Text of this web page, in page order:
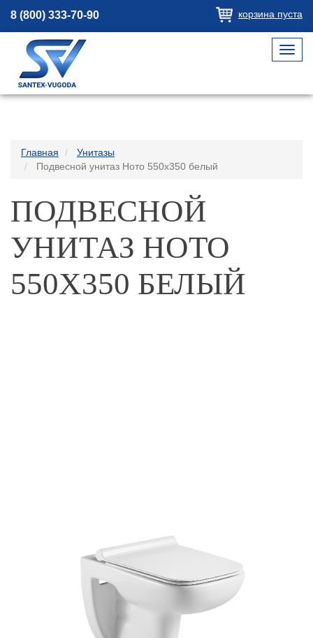
8 (800) 333-70-90 корзина пуста
Главная
Унитазы
Подвесной унитаз Ното 550х350 белый
ПОДВЕСНОЙ
УНИТАЗ НОТО
550Х350 БЕЛЫЙ